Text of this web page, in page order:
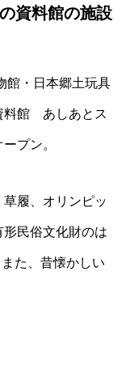
資料館の施設
館・日本郷土玩具
料館 あしあとス
プン。
履、オリンピッ
民俗文化財のは
た、昔懐かしい